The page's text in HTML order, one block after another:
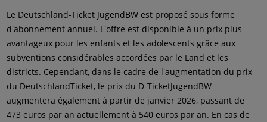
Le Deutschland-Ticket JugendBW est proposé sous forme
d'abonnement annuel. L'offre est disponible à un prix plus
avantageux pour les enfants et les adolescents grâce aux
subventions considérables accordées par le Land et les
districts. Cependant, dans le cadre de l'augmentation du prix
du DeutschlandTicket, le prix du D-TicketJugendBW
augmentera également à partir de janvier 2026, passant de
473 euros par an actuellement à 540 euros par an. En cas de